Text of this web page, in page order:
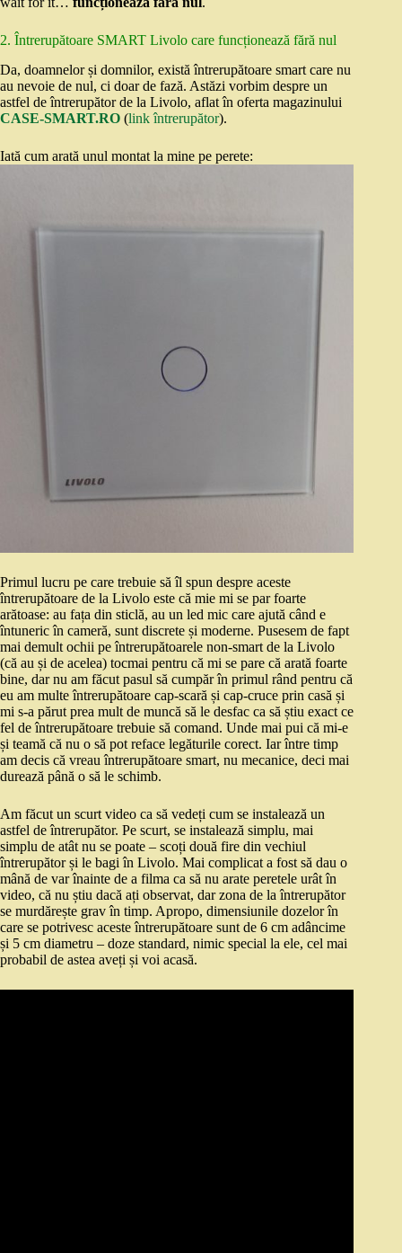
2. Întrerupătoare SMART Livolo care funcționează fără nul
Da, doamnelor și domnilor, există întrerupătoare smart care nu
au nevoie de nul, ci doar de fază. Astăzi vorbim despre un
astfel de întrerupător de la Livolo, aflat în oferta magazinului
CASE-SMART.RO (link întrerupător).
Iată cum arată unul montat la mine pe perete:
Primul lucru pe care trebuie să îl spun despre aceste
întrerupătoare de la Livolo este că mie mi se par foarte
arătoase: au fața din sticlă, au un led mic care ajută când e
întuneric în cameră, sunt discrete și moderne. Pusesem de fapt
mai demult ochii pe întrerupătoarele non-smart de la Livolo
(că au și de acelea) tocmai pentru că mi se pare că arată foarte
bine, dar nu am făcut pasul să cumpăr în primul rând pentru că
eu am multe întrerupătoare cap-scară și cap-cruce prin casă și
mi s-a părut prea mult de muncă să le desfac ca să știu exact ce
fel de întrerupătoare trebuie să comand. Unde mai pui că mi-e
și teamă că nu o să pot reface legăturile corect. Iar între timp
am decis că vreau întrerupătoare smart, nu mecanice, deci mai
durează până o să le schimb.
Am făcut un scurt video ca să vedeți cum se instalează un
astfel de întrerupător. Pe scurt, se instalează simplu, mai
simplu de atât nu se poate – scoți două fire din vechiul
întrerupător și le bagi în Livolo. Mai complicat a fost să dau o
mână de var înainte de a filma ca să nu arate peretele urât în
video, că nu știu dacă ați observat, dar zona de la întrerupător
se murdărește grav în timp. Apropo, dimensiunile dozelor în
care se potrivesc aceste întrerupătoare sunt de 6 cm adâncime
și 5 cm diametru – doze standard, nimic special la ele, cel mai
probabil de astea aveți și voi acasă.